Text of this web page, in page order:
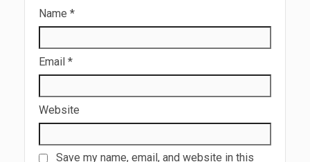
Name *
Email *
Website
Save my name, email, and website in this